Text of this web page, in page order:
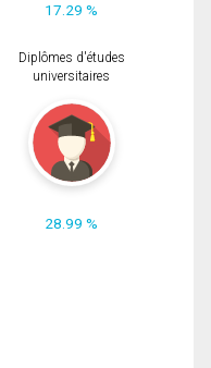
17.29 %
Diplômes d'études
universitaires
28.99 %